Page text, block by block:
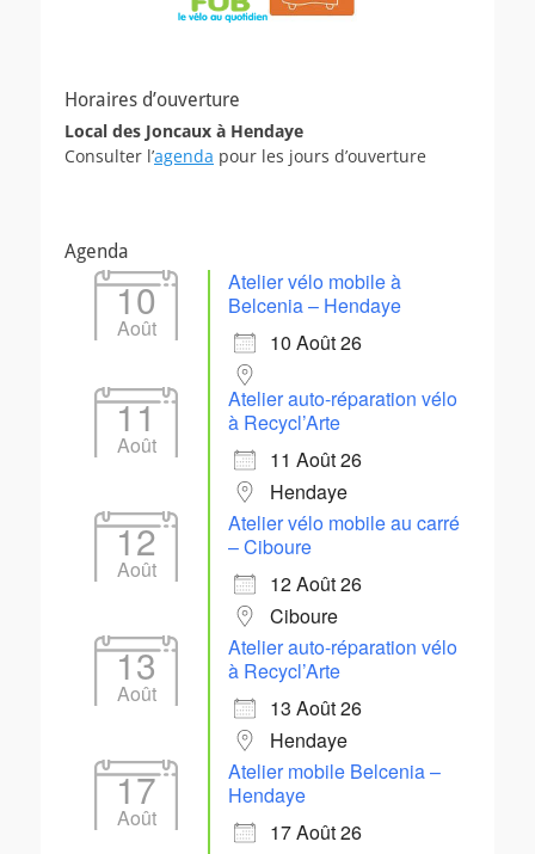
Horaires d’ouverture
Local des Joncaux à Hendaye
Consulter l’agenda pour les jours d’ouverture
Agenda
10
Août
Atelier vélo mobile à
Belcenia – Hendaye
10 Août 26
11
Août
Atelier auto-réparation vélo
à Recycl’Arte
11 Août 26
Hendaye
12
Août
Atelier vélo mobile au carré
– Ciboure
12 Août 26
Ciboure
13
Août
Atelier auto-réparation vélo
à Recycl’Arte
13 Août 26
Hendaye
17
Août
Atelier mobile Belcenia –
Hendaye
17 Août 26